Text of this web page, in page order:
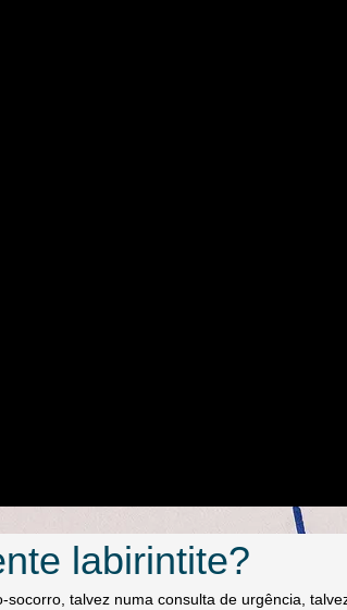
labirintite?
talvez numa consulta de urgência,